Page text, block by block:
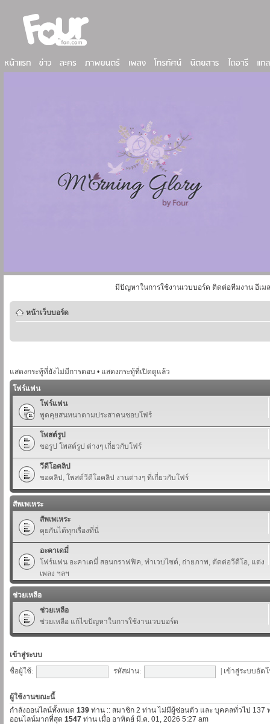
มีปัญหาในการใช้งานเวบบอร์ด ติดต่อทีมงาน อีเม
หน้าเว็บบอร์ด
แสดงกระทู้ที่ยังไม่มีการตอบ • แสดงกระทู้ที่เปิดดูแล้ว
โฟร์แฟน
โฟร์แฟน
พูดคุยสนทนาตามประสาคนชอบโฟร์
โพสต์รูป
ขอรูป โพสต์รูป ต่างๆ เกี่ยวกับโฟร์
วีดีโอคลิป
ขอคลิป, โพสต์วีดีโอคลิป งานต่างๆ ที่เกี่ยวกับโฟร์
สัพเพเหระ
สัพเพเหระ
คุยกันได้ทุกเรื่องที่นี่
อะคาเดมี่
โฟร์แฟน อะคาเดมี่ สอนกราฟฟิค, ทำเวบไซต์, ถ่ายภาพ, ตัดต่อวีดีโอ, แต่ง
เพลง ฯลฯ
ช่วยเหลือ
ช่วยเหลือ
ช่วยเหลือ แก้ไขปัญหาในการใช้งานเวบบอร์ด
เข้าสู่ระบบ
ชื่อผู้ใช้:
รหัสผ่าน: เข้าสู่ระบบอัต
ผู้ใช้งานขณะนี้
กำลังออนไลน์ทั้งหมด 139 ท่าน :: สมาชิก 2 ท่าน ไม่มีผู้ซ่อนตัว และ บุคคลทั่วไป 137
ออนไลน์มากที่สุด 1547 ท่าน เมื่อ อาทิตย์ มี.ค. 01, 2026 5:27 am